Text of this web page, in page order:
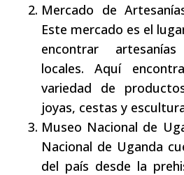
Mercado de
Este mercado es el
encontrar
locales. Aquí
variedad de
joyas, cestas y
Museo Nacional de
Nacional de Uganda
del país desde la